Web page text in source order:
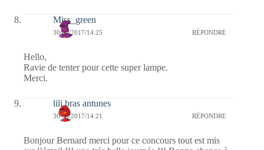
Miss_green
30/05/2017/14:25 RÉPONDRE
Hello,
Ravie de tenter pour cette super lampe.
Merci.
lili bras antunes
30/05/2017/14:21 RÉPONDRE
Bonjour Bernard merci pour ce concours tout est mis